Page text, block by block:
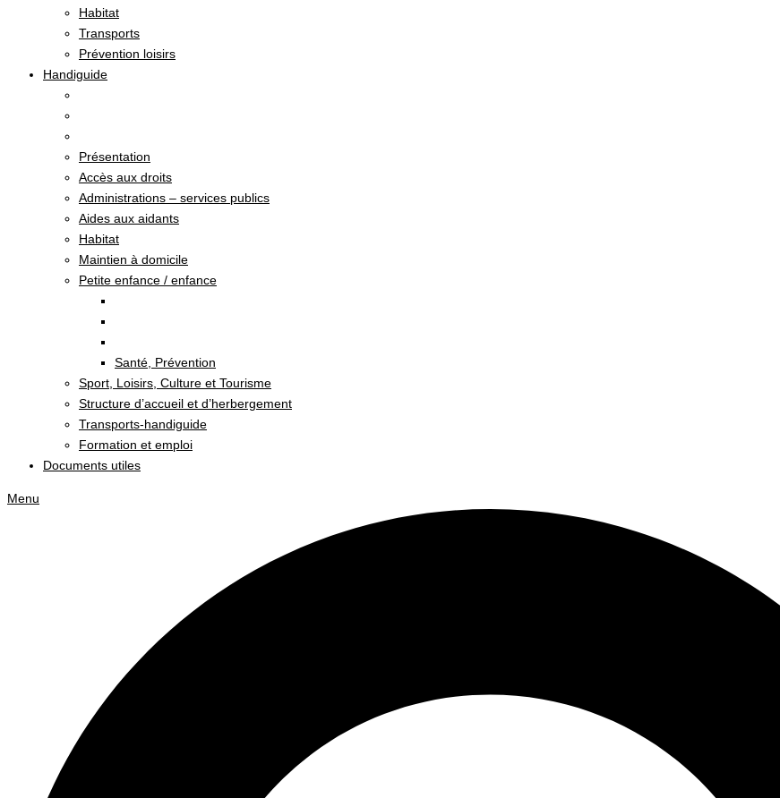
Habitat
Transports
Prévention loisirs
Handiguide
Présentation
Accès aux droits
Administrations – services publics
Aides aux aidants
Habitat
Maintien à domicile
Petite enfance / enfance
Santé, Prévention
Sport, Loisirs, Culture et Tourisme
Structure d’accueil et d’herbergement
Transports-handiguide
Formation et emploi
Documents utiles
Menu